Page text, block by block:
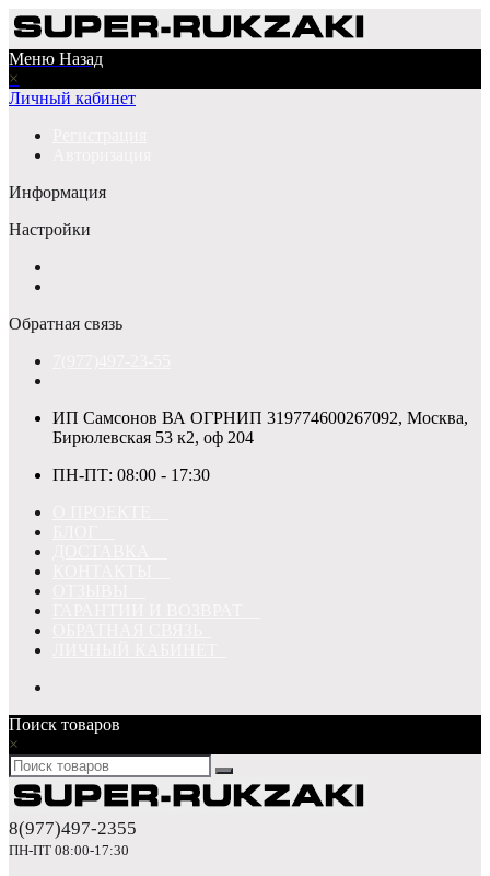
Меню Назад
×
Личный кабинет
Информация
Настройки
Обратная связь
ИП Самсонов ВА ОГРНИП 319774600267092, Москва,
Бирюлевская 53 к2, оф 204
ПН-ПТ: 08:00 - 17:30
Поиск товаров
×
8(977)497-2355
ПН-ПТ 08:00-17:30